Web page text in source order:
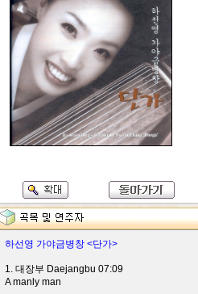
하선영 가야금병창 <단가>
1. 대장부 Daejangbu 07:09
A manly man